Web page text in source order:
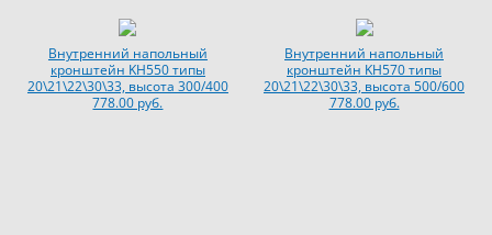
Внутренний напольный
кронштейн KH550 типы
20\21\22\30\33, высота 300/400
778.00 руб.
Внутренний напольный
кронштейн KH570 типы
20\21\22\30\33, высота 500/600
778.00 руб.